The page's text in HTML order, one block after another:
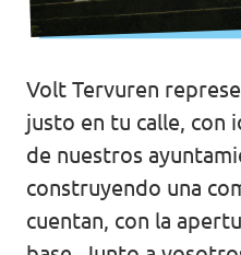
Agenda
Doneer voor Volt
Doe mee met Volt
Volt Tervuren
justo en tu calle, con
de nuestros
construyendo una
cuentan, con la